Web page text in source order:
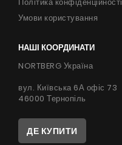
Умови користування
НАШІ КООРДИНАТИ
NORTBERG Україна
вул. Київська 6А офіс 73
46000 Тернопіль
ДЕ КУПИТИ